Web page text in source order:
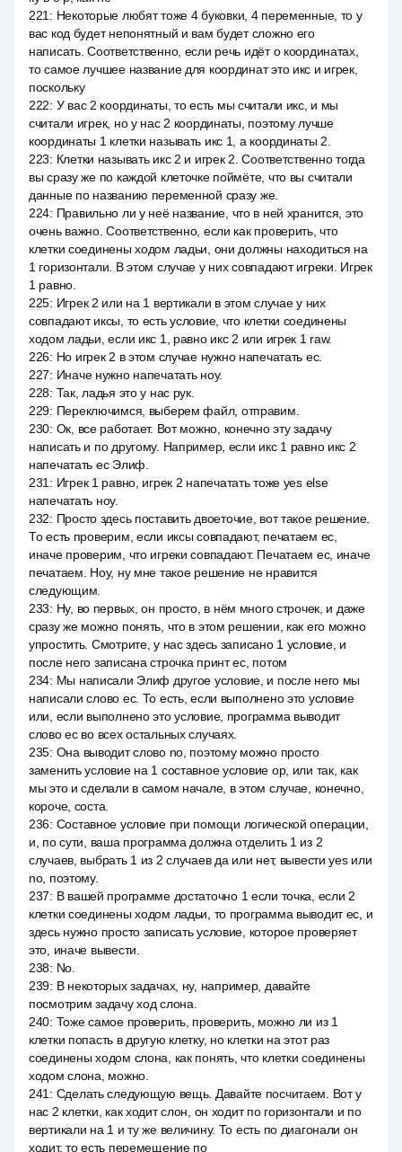
221 : Некоторые любят тоже 4 буковки, 4 переменные, то у
вас код будет непонятный и вам будет сложно его
написать. Соответственно, если речь идёт о координатах,
то самое лучшее название для координат это икс и игрек,
поскольку
222: У вас 2 координаты, то есть мы считали икс, и мы
считали игрек, но у нас 2 координаты, поэтому лучше
координаты 1 клетки называть икс 1, а координаты 2.
223: Клетки называть икс 2 и игрек 2. Соответственно тогда
вы сразу же по каждой клеточке поймёте, что вы считали
данные по названию переменной сразу же.
224: Правильно ли у неё название, что в ней хранится, это
очень важно. Соответственно, если как проверить, что
клетки соединены ходом ладьи, они должны находиться на
1 горизонтали. В этом случае у них совпадают игреки. Игрек
1 равно.
225: Игрек 2 или на 1 вертикали в этом случае у них
совпадают иксы, то есть условие, что клетки соединены
ходом ладьи, если икс 1, равно икс 2 или игрек 1 raw.
226: Но игрек 2 в этом случае нужно напечатать ес.
227: Иначе нужно напечатать ноу.
228: Так, ладья это у нас рук.
229: Переключимся, выберем файл, отправим.
230: Ок, все работает. Вот можно, конечно эту задачу
написать и по другому. Например, если икс 1 равно икс 2
напечатать ес Элиф.
231 : Игрек 1 равно, игрек 2 напечатать тоже yes else
напечатать ноу.
232: Просто здесь поставить двоеточие, вот такое решение.
То есть проверим, если иксы совпадают, печатаем ес,
иначе проверим, что игреки совпадают. Печатаем ес, иначе
печатаем. Ноу, ну мне такое решение не нравится
следующим.
233: Ну, во первых, он просто, в нём много строчек, и даже
сразу же можно понять, что в этом решении, как его можно
упростить. Смотрите, у нас здесь записано 1 условие, и
после него записана строчка принт ес, потом
234: Мы написали Элиф другое условие, и после него мы
написали слово ес. То есть, если выполнено это условие
или, если выполнено это условие, программа выводит
слово ес во всех остальных случаях.
235: Она выводит слово no, поэтому можно просто
заменить условие на 1 составное условие ор, или так, как
мы это и сделали в самом начале, в этом случае, конечно,
короче, соста.
236: Составное условие при помощи логической операции,
и, по сути, ваша программа должна отделить 1 из 2
случаев, выбрать 1 из 2 случаев да или нет, вывести yes или
no, поэтому.
237: В вашей программе достаточно 1 если точка, если 2
клетки соединены ходом ладьи, то программа выводит ес, и
здесь нужно просто записать условие, которое проверяет
это, иначе вывести.
238: No.
239: В некоторых задачах, ну, например, давайте
посмотрим задачу ход слона.
240: Тоже самое проверить, проверить, можно ли из 1
клетки попасть в другую клетку, но клетки на этот раз
соединены ходом слона, как понять, что клетки соединены
ходом слона, можно.
241 : Сделать следующую вещь. Давайте посчитаем. Вот у
нас 2 клетки, как ходит слон, он ходит по горизонтали и по
вертикали на 1 и ту же величину. То есть по диагонали он
ходит, то есть перемещение по